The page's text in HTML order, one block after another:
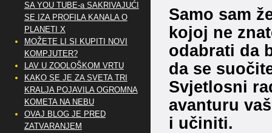
Samo sam
kojoj ne
odabrati da
da se
Svjetlosni
avanturu
i učiniti.
SA YOU TUBE-a SAKRIVAJUĆI
SE IZA PROFILA KANALA O
PLANETI X
MOŽETE LI SI KUPITI NOVI
KOMPJUTER?
LAV U ZOOLOŠKOM VRTU
KAKO SE JE ZA SVETA TRI
KRALJA POJAVILA OGROMNA
KOMETA NA NEBU
OVAJ BLOG JE PRED
ZATVARANJEM